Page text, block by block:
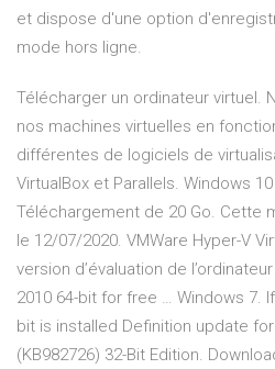
et dispose d'une option
mode hors ligne.
Télécharger un ordinateur virtuel.
nos machines virtuelles en
différentes de logiciels de
VirtualBox et Parallels. Windows
Téléchargement de 20 Go. Cette
le 12/07/2020. VMWare Hyper-V
version d’évaluation de
2010 64-bit for free … Windows 7.
bit is installed Definition update
(KB982726) 32-Bit Edition.